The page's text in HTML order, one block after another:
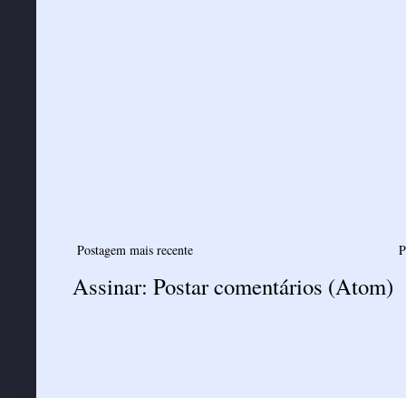
Postagem mais recente
Assinar: Postar comentários (Atom)